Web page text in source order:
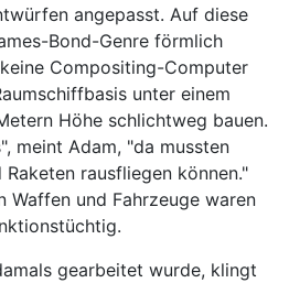
angepasst. Auf diese
Bond-Genre förmlich
Compositing-Computer
unter einem
Höhe schlichtweg bauen.
meint Adam, "da mussten
rausfliegen können."
Waffen und Fahrzeuge waren
gearbeitet wurde, klingt